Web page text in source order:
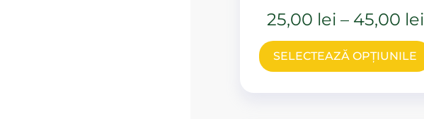
25,00 lei – 45,00 lei
SELECTEAZĂ OPȚIUNILE